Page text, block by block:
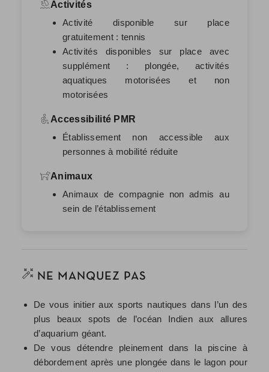
Activités
Activité disponible sur place
gratuitement : tennis
Activités disponibles sur place avec
supplément : plongée, activités
aquatiques motorisées et non
motorisées
Accessibilité PMR
Établissement non accessible aux
personnes à mobilité réduite
Animaux
Animaux de compagnie non admis au
sein de l’établissement
NE MANQUEZ PAS
De vous initier aux sports nautiques dans l’un des
plus beaux spots de l’océan Indien aux allures
d’aquarium géant.
De vous détendre pleinement dans la piscine à
débordement après une plongée dans le lagon pour